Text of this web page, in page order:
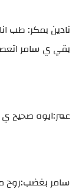
نادين بمكر: طب
بقي ي سامر
عمر:ايوه صحيح ي
سامر بغضب:روح